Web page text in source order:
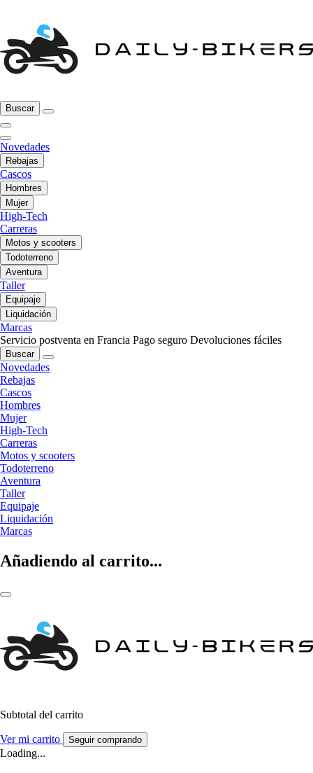
Buscar
Novedades
Rebajas
Cascos
Hombres
Mujer
High-Tech
Carreras
Motos y scooters
Todoterreno
Aventura
Taller
Equipaje
Liquidación
Marcas
Servicio postventa en Francia Pago seguro Devoluciones fáciles
Buscar
Novedades
Rebajas
Cascos
Hombres
Mujer
High-Tech
Carreras
Motos y scooters
Todoterreno
Aventura
Taller
Equipaje
Liquidación
Marcas
Añadiendo al carrito...
Subtotal del carrito
Ver mi carrito Seguir comprando
Loading...